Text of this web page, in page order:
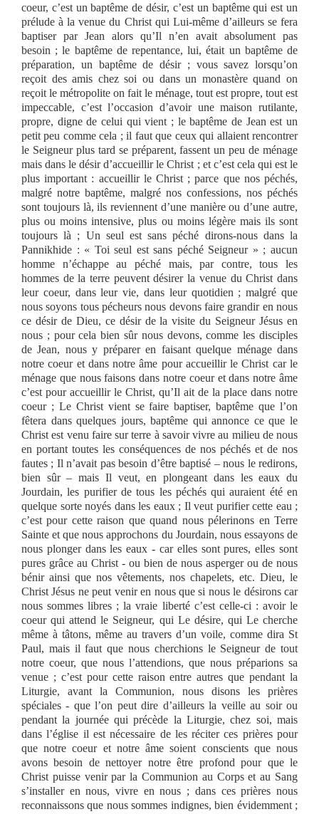
coeur, c’est un baptême de désir, c’est un baptême qui est un
prélude à la venue du Christ qui Lui-même d’ailleurs se fera
baptiser par Jean alors qu’Il n’en avait absolument pas
besoin ; le baptême de repentance, lui, était un baptême de
préparation, un baptême de désir ; vous savez lorsqu’on
reçoit des amis chez soi ou dans un monastère quand on
reçoit le métropolite on fait le ménage, tout est propre, tout est
impeccable, c’est l’occasion d’avoir une maison rutilante,
propre, digne de celui qui vient ; le baptême de Jean est un
petit peu comme cela ; il faut que ceux qui allaient rencontrer
le Seigneur plus tard se préparent, fassent un peu de ménage
mais dans le désir d’accueillir le Christ ; et c’est cela qui est le
plus important : accueillir le Christ ; parce que nos péchés,
malgré notre baptême, malgré nos confessions, nos péchés
sont toujours là, ils reviennent d’une manière ou d’une autre,
plus ou moins intensive, plus ou moins légère mais ils sont
toujours là ; Un seul est sans péché dirons-nous dans la
Pannikhide : « Toi seul est sans péché Seigneur » ; aucun
homme n’échappe au péché mais, par contre, tous les
hommes de la terre peuvent désirer la venue du Christ dans
leur coeur, dans leur vie, dans leur quotidien ; malgré que
nous soyons tous pécheurs nous devons faire grandir en nous
ce désir de Dieu, ce désir de la visite du Seigneur Jésus en
nous ; pour cela bien sûr nous devons, comme les disciples
de Jean, nous y préparer en faisant quelque ménage dans
notre coeur et dans notre âme pour accueillir le Christ car le
ménage que nous faisons dans notre coeur et dans notre âme
c’est pour accueillir le Christ, qu’Il ait de la place dans notre
coeur ; Le Christ vient se faire baptiser, baptême que l’on
fêtera dans quelques jours, baptême qui annonce ce que le
Christ est venu faire sur terre à savoir vivre au milieu de nous
en portant toutes les conséquences de nos péchés et de nos
fautes ; Il n’avait pas besoin d’être baptisé – nous le redirons,
bien sûr – mais Il veut, en plongeant dans les eaux du
Jourdain, les purifier de tous les péchés qui auraient été en
quelque sorte noyés dans les eaux ; Il veut purifier cette eau ;
c’est pour cette raison que quand nous pélerinons en Terre
Sainte et que nous approchons du Jourdain, nous essayons de
nous plonger dans les eaux - car elles sont pures, elles sont
pures grâce au Christ - ou bien de nous asperger ou de nous
bénir ainsi que nos vêtements, nos chapelets, etc. Dieu, le
Christ Jésus ne peut venir en nous que si nous le désirons car
nous sommes libres ; la vraie liberté c’est celle-ci : avoir le
coeur qui attend le Seigneur, qui Le désire, qui Le cherche
même à tâtons, même au travers d’un voile, comme dira St
Paul, mais il faut que nous cherchions le Seigneur de tout
notre coeur, que nous l’attendions, que nous préparions sa
venue ; c’est pour cette raison entre autres que pendant la
Liturgie, avant la Communion, nous disons les prières
spéciales - que l’on peut dire d’ailleurs la veille au soir ou
pendant la journée qui précède la Liturgie, chez soi, mais
dans l’église il est nécessaire de les réciter ces prières pour
que notre coeur et notre âme soient conscients que nous
avons besoin de nettoyer notre être profond pour que le
Christ puisse venir par la Communion au Corps et au Sang
s’installer en nous, vivre en nous ; dans ces prières nous
reconnaissons que nous sommes indignes, bien évidemment ;